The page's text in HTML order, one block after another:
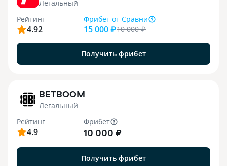
Легальный
Рейтинг
4.92
Фрибет от Сравни
15 000 ₽10 000₽
Получить фрибет
BETBOOM
Легальный
Рейтинг
4.9
Фрибет
10 000 ₽
Получить фрибет